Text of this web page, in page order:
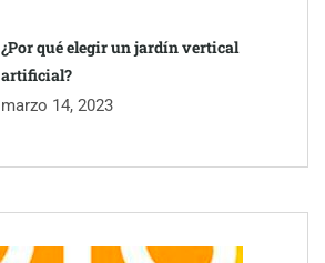
¿Por qué elegir un jardín vertical
artificial?
marzo 14, 2023